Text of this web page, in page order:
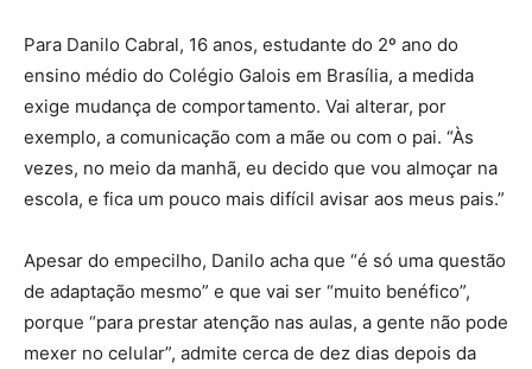
Para Danilo Cabral, 16 anos, estudante do 2º ano do
ensino médio do Colégio Galois em Brasília, a medida
exige mudança de comportamento. Vai alterar, por
exemplo, a comunicação com a mãe ou com o pai. “Às
vezes, no meio da manhã, eu decido que vou almoçar na
escola, e fica um pouco mais difícil avisar aos meus pais.”
Apesar do empecilho, Danilo acha que “é só uma questão
de adaptação mesmo” e que vai ser “muito benéfico”,
porque “para prestar atenção nas aulas, a gente não pode
mexer no celular”, admite cerca de dez dias depois da